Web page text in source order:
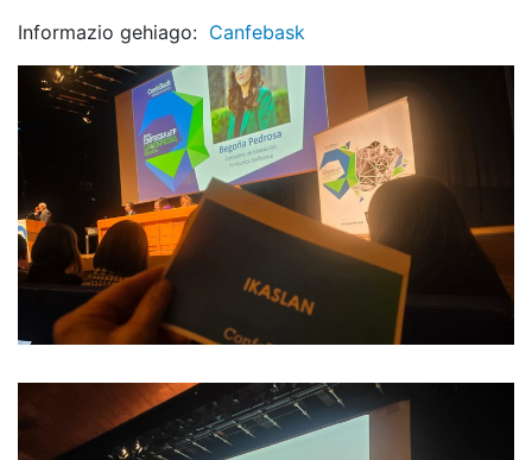
Informazio gehiago: Canfebask